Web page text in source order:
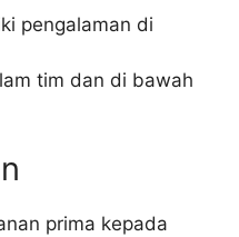
pengalaman di
tim dan di bawah
prima kepada